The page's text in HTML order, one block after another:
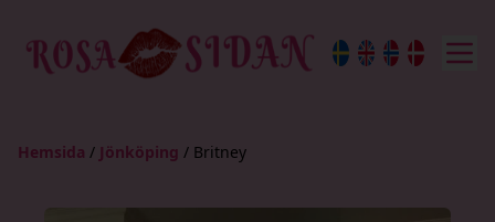
Hemsida / Jönköping / Britney